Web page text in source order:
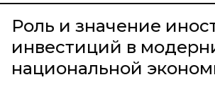
Роль и значение
инвестиций в
национальной